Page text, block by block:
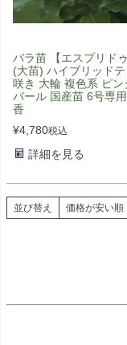
バラ苗 【エスプリドゥ
(大苗) ハイブリッド
咲き 大輪 複色系 ピン
バール 国産苗 6号専
香
¥4,780税込
詳細を見る
並び替え 価格が安い順